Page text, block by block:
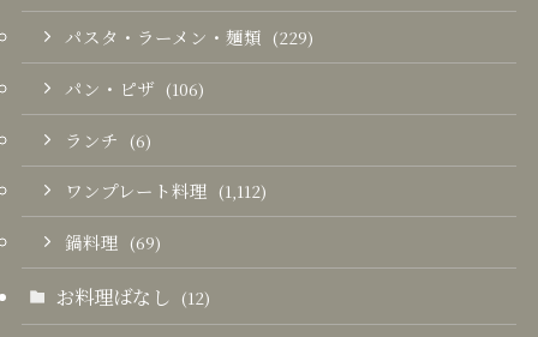
パスタ・ラーメン・麺類 (229)
パン・ピザ (106)
ランチ (6)
ワンプレート料理 (1,112)
鍋料理 (69)
お料理ばなし (12)